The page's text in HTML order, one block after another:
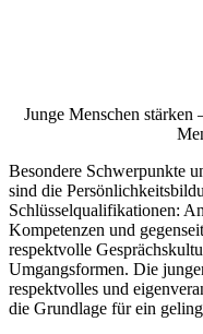
Junge Menschen stärken
Besondere Schwerpunkte
sind die
Schlüsselqualifikationen:
Kompetenzen und
respektvolle
Umgangsformen. Die
respektvolles und
die Grundlage für ein